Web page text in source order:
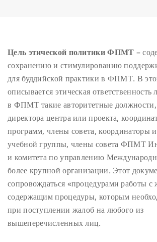
Цель этической политики ФПМТ –
сохранению и стимулированию
для буддийской практики в ФПМТ. В
описывается этическая
в ФПМТ такие авторитетные должности,
директора центра или проекта,
программ, члены совета, координаторы
учебной группы, члены совета ФПМТ
и комитета по управлению
более крупной организации. Этот
сопровождаться «процедурами работы с
содержащим процедуры, которым
при поступлении жалоб на любого из
вышеперечисленных лиц.